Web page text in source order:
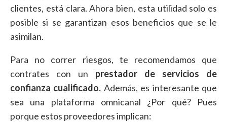
clientes, está clara. Ahora bien, esta utilidad solo es
posible si se garantizan esos beneficios que se le
asimilan.
Para no correr riesgos, te recomendamos que
contrates con un prestador de servicios de
confianza cualificado. Además, es interesante que
sea una plataforma omnicanal ¿Por qué? Pues
porque estos proveedores implican: